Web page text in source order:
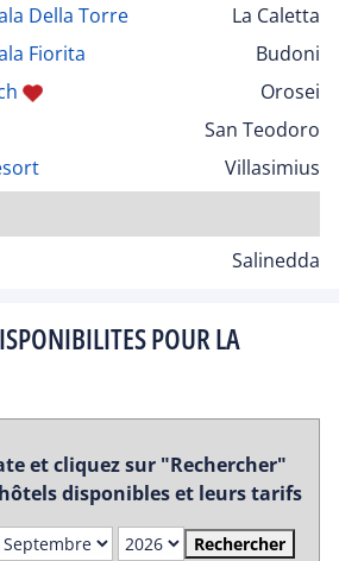
Della Torre
La Caletta
Fiorita
Budoni
Orosei
San Teodoro
Villasimius
Salinedda
POUR LA
et cliquez sur "Rechercher"
disponibles et leurs tarifs
Rechercher